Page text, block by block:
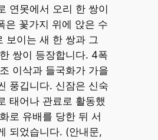
연못에서 오리 한 쌍이
은 꽃가지 위에 앉은 수
보이는 새 한 쌍과 그
쌍이 등장합니다. 4폭
이삭과 들국화가 가을
풍깁니다. 신잠은 신숙
태어나 관료로 활동했
로 유배를 당한 뒤 서
되었습니다. (안내문,